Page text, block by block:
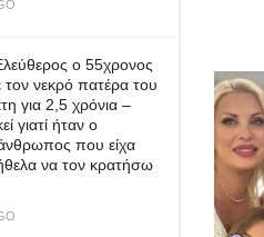
ο 55χρονος
νεκρό πατέρα του
για 2,5 χρόνια –
γιατί ήταν ο
άνθρωπος που είχα
να τον κρατήσω